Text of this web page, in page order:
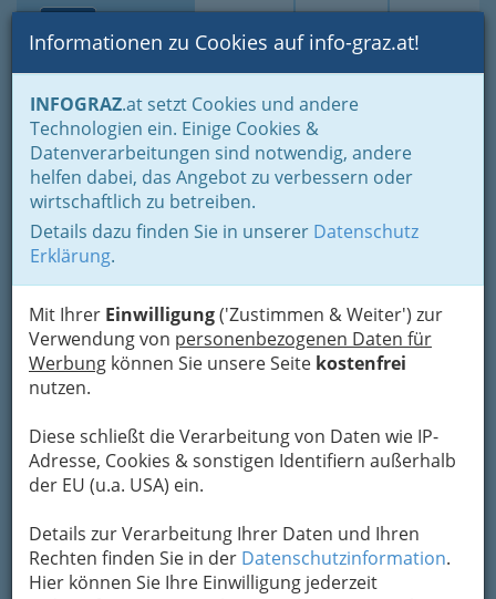
Suche Login Toggle
Informationen zu Cookies auf info-graz.at!
INFOGRAZ.at setzt Cookies und andere
Technologien ein. Einige Cookies &
Datenverarbeitungen sind notwendig, andere
helfen dabei, das Angebot zu verbessern oder
wirtschaftlich zu betreiben.
Details dazu finden Sie in unserer Datenschutz
Erklärung.
Mit Ihrer Einwilligung('Zustimmen & Weiter') zur
Verwendung von personenbezogenen Daten für
Werbung können Sie unsere Seite kostenfrei
nutzen.
Diese schließt die Verarbeitung von Daten wie IP-
Adresse, Cookies & sonstigen Identifiern außerhalb
der EU (u.a. USA) ein.
Details zur Verarbeitung Ihrer Daten und Ihren
Rechten finden Sie in der Datenschutzinformation.
Hier können Sie Ihre Einwilligung jederzeit
Home Lifestyle
Hoamat - Steiermark - unsere Heimat
Bio Produkte aus der Steiermark
Bio und konventionell gemischt
Bio-Produkte und
konventionelle Artikel
gemischt in Graz und
Umgebung
Gesundes und Produkte für den Alltag
Immer mehr
Supermarktketten
bietenökologisches
Fleisch- und Wurst-
Produktean. Die
Nachfrage nach
Biofleisch steigt rasant an. Vorteil für den
Endverbraucher ist, dass man ohne großen
Aufwand Bioprodukte kaufen kann. Auch die